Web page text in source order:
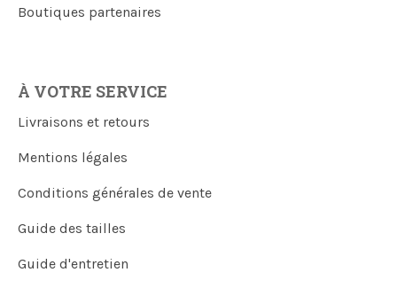
Boutiques partenaires
À VOTRE SERVICE
Livraisons et retours
Mentions légales
Conditions générales de vente
Guide des tailles
Guide d'entretien